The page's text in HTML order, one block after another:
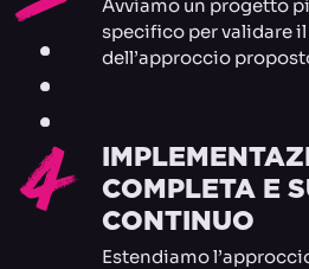
Avviamo un progetto
specifico per validare il
dell’approccio
4
COMPLETA E
CONTINUO
Estendiamo